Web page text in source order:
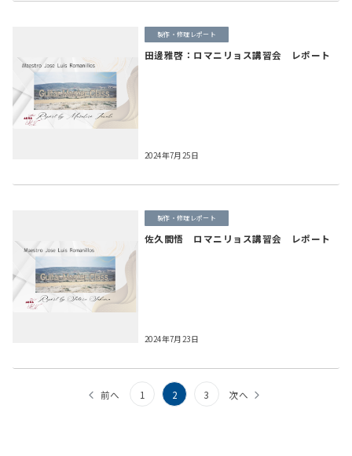
製作・修理レポート
田邊雅啓：ロマニリョス講習会 レポート
2024年7月25日
製作・修理レポート
佐久間悟 ロマニリョス講習会 レポート
2024年7月23日
前へ 1 2 3 次へ